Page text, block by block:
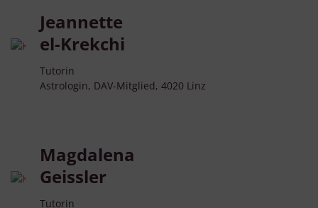
Jeannette
el-Krekchi
Tutorin
Astrologin, DAV-Mitglied, 4020 Linz
Magdalena
Geissler
Tutorin